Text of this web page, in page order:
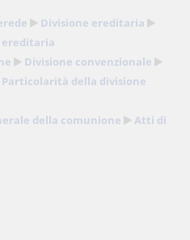
Divisione ereditaria
Divisione convenzionale
Particolarità della divisione
della comunione
Atti di